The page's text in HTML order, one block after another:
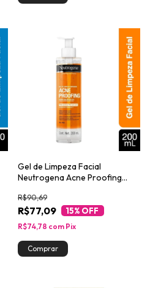
Gel de Limpeza Facial
Neutrogena Acne Proofing
R$77,09
R$90,69
15% OFF
R$74,78 com Pix